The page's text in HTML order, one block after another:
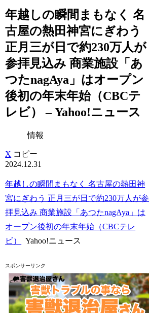
年越しの瞬間まもなく 名
古屋の熱田神宮にぎわう
正月三が日で約230万人が
参拝見込み 商業施設「あ
つたnagAya」はオープン
後初の年末年始（CBCテ
レビ） – Yahoo!ニュース
情報
X コピー
2024.12.31
年越しの瞬間まもなく 名古屋の熱田神
宮にぎわう 正月三が日で約230万人が参
拝見込み 商業施設「あつたnagAya」は
オープン後初の年末年始（CBCテレ
ビ）
Yahoo!ニュース
スポンサーリンク